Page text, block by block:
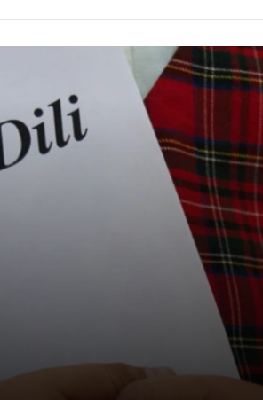
Məişət sözünün
Ana dili haqqinda
Stalaktik sözünün
Sözün leksik mənası
Feilin qrammatik
Əvəzliyin məna